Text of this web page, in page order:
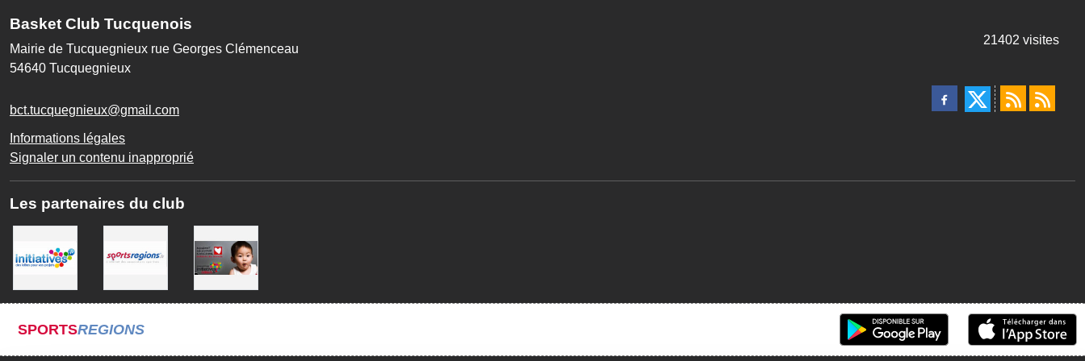
Basket Club Tucquenois
Mairie de Tucquegnieux rue Georges Clémenceau
54640 Tucquegnieux
bct.tucquegnieux@gmail.com
Informations légales
Signaler un contenu inapproprié
21402 visites
Les partenaires du club
SPORTSREGIONS